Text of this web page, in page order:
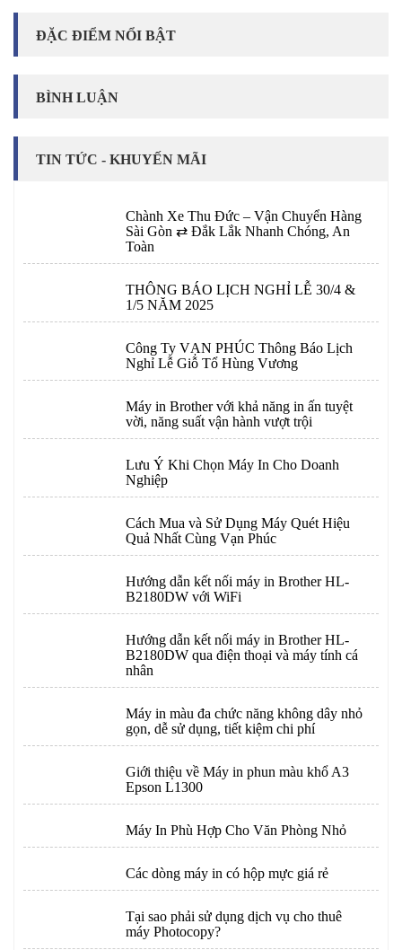
ĐẶC ĐIỂM NỔI BẬT
BÌNH LUẬN
TIN TỨC - KHUYẾN MÃI
Chành Xe Thu Đức – Vận Chuyển Hàng
Sài Gòn ⇄ Đắk Lắk Nhanh Chóng, An
Toàn
THÔNG BÁO LỊCH NGHỈ LỄ 30/4 &
1/5 NĂM 2025
Công Ty VẠN PHÚC Thông Báo Lịch
Nghỉ Lễ Giỗ Tổ Hùng Vương
Máy in Brother với khả năng in ấn tuyệt
vời, năng suất vận hành vượt trội
Lưu Ý Khi Chọn Máy In Cho Doanh
Nghiệp
Cách Mua và Sử Dụng Máy Quét Hiệu
Quả Nhất Cùng Vạn Phúc
Hướng dẫn kết nối máy in Brother HL-
B2180DW với WiFi
Hướng dẫn kết nối máy in Brother HL-
B2180DW qua điện thoại và máy tính cá
nhân
Máy in màu đa chức năng không dây nhỏ
gọn, dễ sử dụng, tiết kiệm chi phí
Giới thiệu về Máy in phun màu khổ A3
Epson L1300
Máy In Phù Hợp Cho Văn Phòng Nhỏ
Các dòng máy in có hộp mực giá rẻ
Tại sao phải sử dụng dịch vụ cho thuê
máy Photocopy?